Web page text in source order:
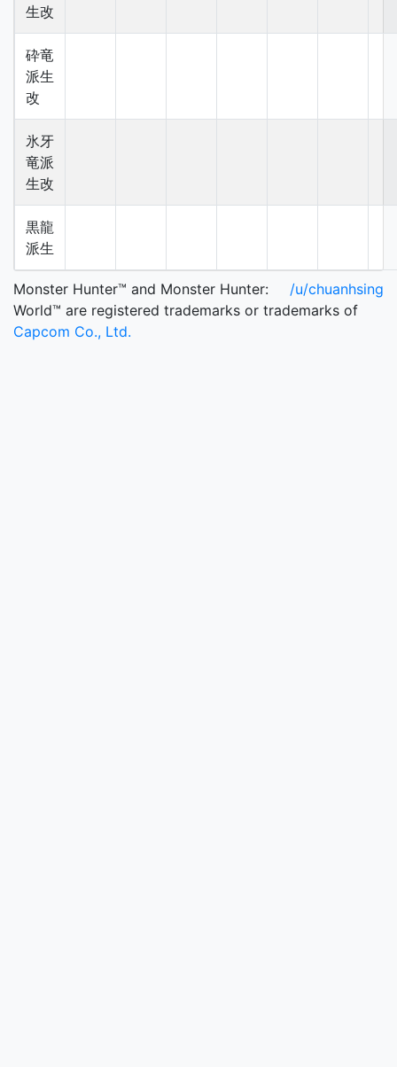
生改
砕竜
派生
改
氷牙
竜派
生改
黒龍
派生
/u/chuanhsing
Monster Hunter™ and Monster Hunter:
World™ are registered trademarks or trademarks of
Capcom Co., Ltd.